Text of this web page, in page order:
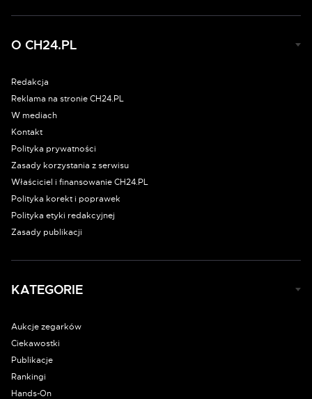
O CH24.PL
Redakcja
Reklama na stronie CH24.PL
W mediach
Kontakt
Polityka prywatności
Zasady korzystania z serwisu
Właściciel i finansowanie CH24.PL
Polityka korekt i poprawek
Polityka etyki redakcyjnej
Zasady publikacji
KATEGORIE
Aukcje zegarków
Ciekawostki
Publikacje
Rankingi
Hands-On